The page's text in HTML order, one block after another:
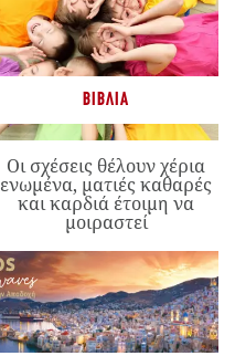
ΒΙΒΛΊΑ
Οι σχέσεις θέλουν χέρια
ενωμένα, ματιές καθαρές
και καρδιά έτοιμη να
μοιραστεί